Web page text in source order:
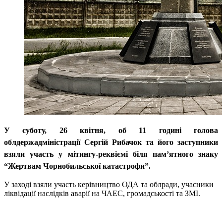
У суботу, 26 квітня, об 11 годині голова
облдержадміністрації Сергій Рибачок та його заступники
взяли участь у мітингу-реквіємі біля пам’ятного знаку
“Жертвам Чорнобильської катастрофи”.
У заході взяли участь керівництво ОДА та облради, учасники
ліквідації наслідків аварії на ЧАЕС, громадськості та ЗМІ.